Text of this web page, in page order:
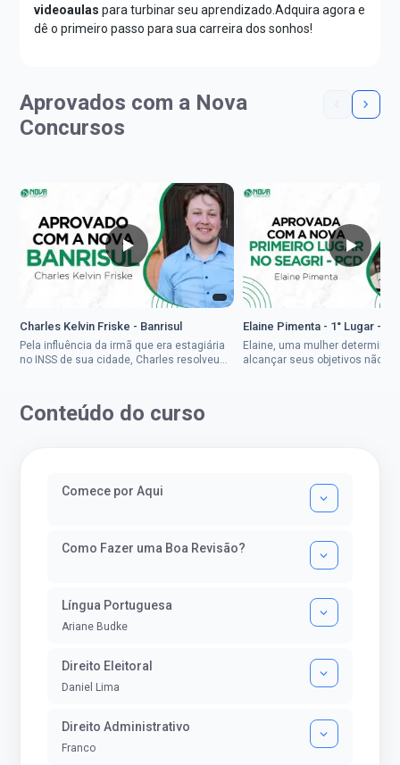
videoaulas para turbinar seu aprendizado.Adquira agora e
dê o primeiro passo para sua carreira dos sonhos!
Aprovados com a Nova
Concursos
Charles Kelvin Friske - Banrisul
Pela influência da irmã que era estagiária
no INSS de sua cidade, Charles resolveu
Elaine Pimenta - 1° Lugar -
Elaine, uma mulher
alcançar seus objetivos não
Conteúdo do curso
Comece por Aqui
Como Fazer uma Boa Revisão?
Língua Portuguesa
Ariane Budke
Direito Eleitoral
Daniel Lima
Direito Administrativo
Franco